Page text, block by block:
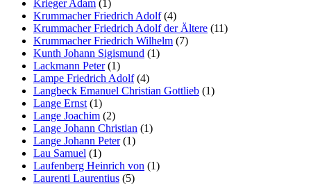
Krieger Adam (1)
Krummacher Friedrich Adolf(4)
Krummacher Friedrich Adolf der Ältere (11)
Krummacher Friedrich Wilhelm (7)
Kunth Johann Sigismund (1)
Lackmann Peter(1)
Lampe Friedrich Adolf(4)
Langbeck Emanuel Christian Gottlieb (1)
Lange Ernst (1)
Lange Joachim (2)
Lange Johann Christian (1)
Lange Johann Peter(1)
Lau Samuel (1)
Laufenberg Heinrich von (1)
Laurenti Laurentius (5)